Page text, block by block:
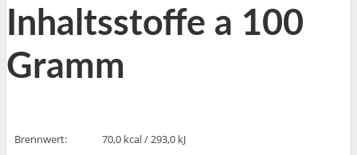
Inhaltsstoffe a 100
Gramm
Brennwert:
70,0 kcal / 293,0 kJ